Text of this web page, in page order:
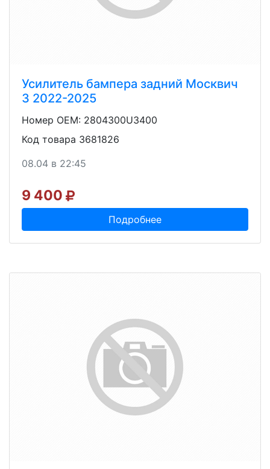
Усилитель бампера задний Москвич
3 2022-2025
Номер OEM: 2804300U3400
Код товара 3681826
08.04 в 22:45
9 400
Подробнее